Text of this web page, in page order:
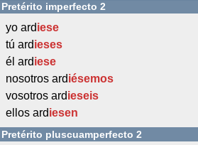
Pretérito imperfecto 2
yo ardiese
tú ardieses
él ardiese
nosotros ardiésemos
vosotros ardieseis
ellos ardiesen
Pretérito pluscuamperfecto 2